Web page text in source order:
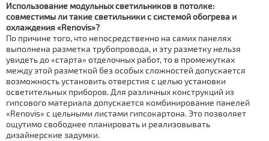
Использование модульных светильников в потолке:
совместимы ли такие светильники с системой обогрева и
охлаждения «Renovis»?
По причине того, что непосредственно на самих панелях
выполнена разметка трубопровода, и эту разметку нельзя
увидеть до «старта» отделочных работ, то в промежутках
между этой разметкой без особых сложностей допускается
возможность установить отверстия с целью установки
осветительных приборов. Для различных конструкций из
гипсового материала допускается комбинирование панелей
«Renovis» с цельными листами гипсокартона. Это позволяет
ощутимо свободнее планировать и реализовывать
дизайнерские задумки.